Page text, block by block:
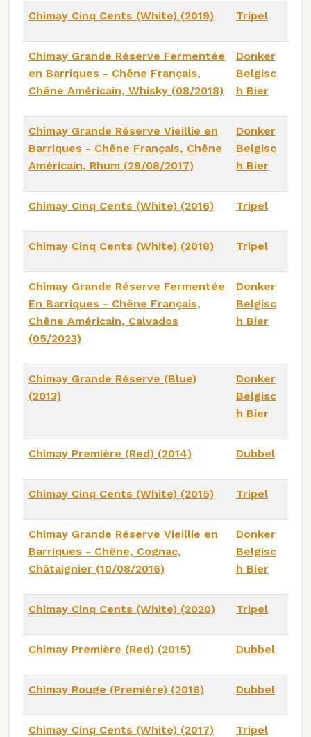
Chimay Cinq Cents (White) (2019) Tripel
Chimay Grande Réserve Fermentée
en Barriques - Chêne Français,
Chêne Américain, Whisky (08/2018)
Donker
Belgisc
h Bier
Chimay Grande Réserve Vieillie en
Barriques - Chêne Français, Chêne
Américain, Rhum (29/08/2017)
Donker
Belgisc
h Bier
Chimay Cinq Cents (White) (2016) Tripel
Chimay Cinq Cents (White) (2018) Tripel
Chimay Grande Réserve Fermentée
En Barriques - Chêne Français,
Chêne Américain, Calvados
(05/2023)
Donker
Belgisc
h Bier
Chimay Grande Réserve (Blue)
(2013)
Donker
Belgisc
h Bier
Chimay Première (Red) (2014) Dubbel
Chimay Cinq Cents (White) (2015) Tripel
Chimay Grande Réserve Vieillie en
Barriques - Chêne, Cognac,
Châtaignier (10/08/2016)
Donker
Belgisc
h Bier
Chimay Cinq Cents (White) (2020) Tripel
Chimay Première (Red) (2015) Dubbel
Chimay Rouge (Première) (2016) Dubbel
Chimay Cinq Cents (White) (2017) Tripel